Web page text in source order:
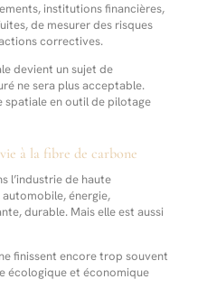
institutions financières,
de mesurer des risques
correctives.
devient un sujet de
ne sera plus acceptable.
spatiale en outil de pilotage
à la fibre de carbone
l’industrie de haute
énergie,
durable. Mais elle est aussi
finissent encore trop souvent
écologique et économique